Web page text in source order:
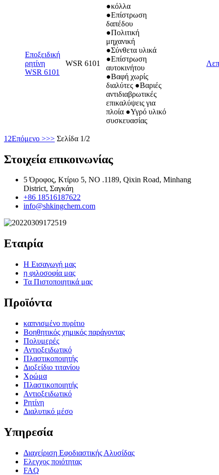
Εποξειδική
ρητίνη
WSR 6101
WSR 6101
●κόλλα
●Επίστρωση
δαπέδου
●Πολιτική
μηχανική
●Σύνθετα υλικά
●Επίστρωση
αυτοκινήτου
●Βαφή χωρίς
διαλύτες ●Βαριές
αντιδιαβρωτικές
επικαλύψεις για
πλοία ●Υγρό υλικό
συσκευασίας
1 2Επόμενο >>> Σελίδα 1/2
Στοιχεία επικοινωνίας
5 Όροφος, Κτίριο 5, NO .1189, Qixin Road, Minhang
District, Σαγκάη
+86 18516187622
info@shkingchem.com
Εταιρία
Η Εισαγωγή μας
η φιλοσοφία μας
Τα Πιστοποιητικά μας
Προϊόντα
καπνισμένο πυρίτιο
Βοηθητικός χημικός παράγοντας
Πολυμερές
Αντιοξειδωτικό
Πλαστικοποιητής
Διοξείδιο τιτανίου
Χρώμα
Πλαστικοποιητής
Αντιοξειδωτικό
Ρητίνη
Διαλυτικό μέσο
Υπηρεσία
Διαχείριση Εφοδιαστικής Αλυσίδας
Ελεγχος ποιότητας
FAQ